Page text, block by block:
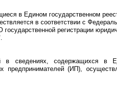
в Едином государственном
в соответствии с
регистрации
в сведениях, содержащихся в
предпринимателей (ИП),